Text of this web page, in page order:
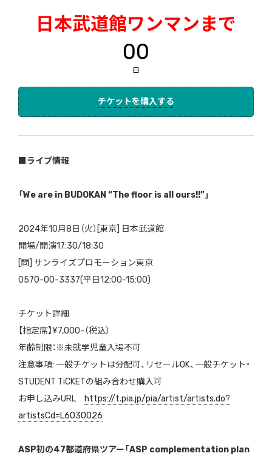
日本武道館ワンマンまで
00
日
チケットを購入する
■ライブ情報
「We are in BUDOKAN “The floor is all ours!!”」
2024年10月8日（火）[東京] 日本武道館
開場/開演17:30/18:30
[問] サンライズプロモーション東京
0570-00-3337(平日12:00-15:00)
チケット詳細
【指定席】¥7,000-（税込）
年齢制限：※未就学児童入場不可
注意事項: 一般チケットは分配可、リセールOK、一般チケット・
STUDENT TiCKETの組み合わせ購入可
お申し込みURL
https://t.pia.jp/pia/artist/artists.do?
artistsCd=L6030026
ASP初の47都道府県ツアー「ASP complementation plan